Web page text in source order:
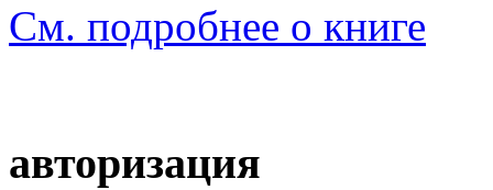
См. подробнее о книге
авторизация